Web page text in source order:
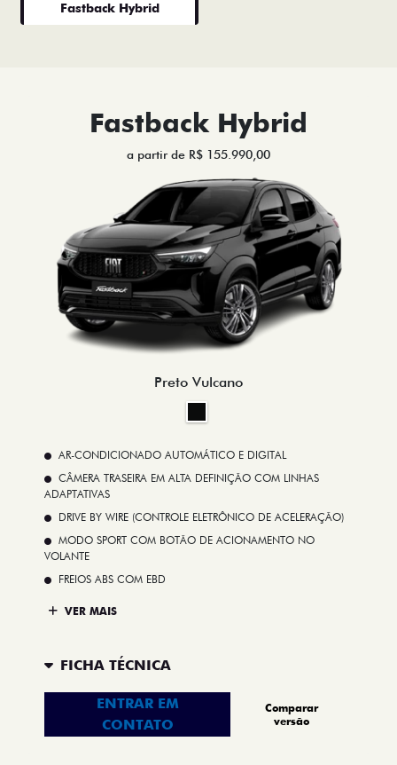
Fastback Hybrid
Fastback Hybrid
a partir de R$ 155.990,00
Preto Vulcano
AR-CONDICIONADO AUTOMÁTICO E DIGITAL
CÂMERA TRASEIRA EM ALTA DEFINIÇÃO COM LINHAS
ADAPTATIVAS
DRIVE BY WIRE (CONTROLE ELETRÔNICO DE ACELERAÇÃO)
MODO SPORT COM BOTÃO DE ACIONAMENTO NO
VOLANTE
FREIOS ABS COM EBD
VER MAIS
FICHA TÉCNICA
ENTRAR EM
CONTATO
Comparar
versão